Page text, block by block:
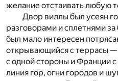
желание отстаивать любую
Двор виллы был усеян
разговорами и сплетнями
был мало интересен
открывающийся с террасы
с одной стороны и Франции
линия гор, огни городов и